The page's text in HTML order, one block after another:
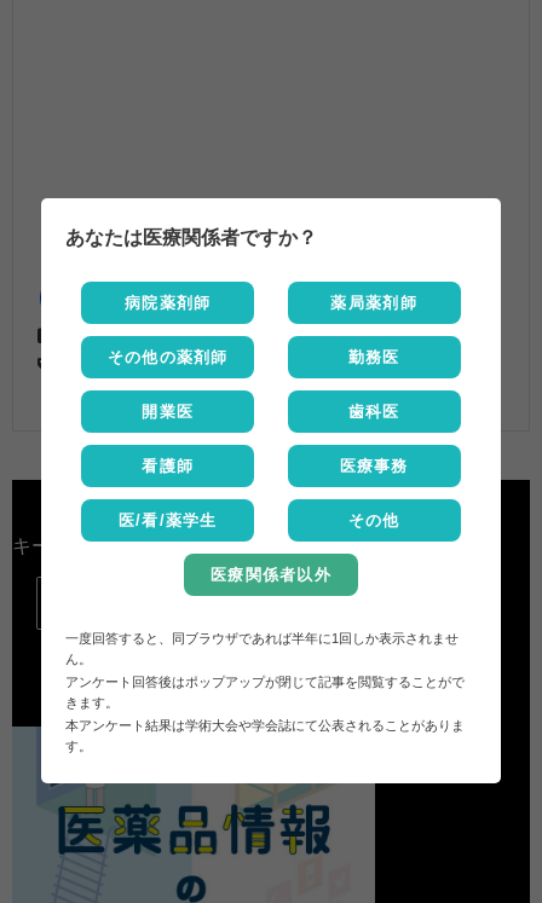
医療ニュース
アミティーザ,グーフィス , リンゼス
キーワード検索

あなたは医療関係者ですか？
病院薬剤師 薬局薬剤師
その他の薬剤師 勤務医
開業医 歯科医
看護師 医療事務
医/看/薬学生 その他
医療関係者以外
一度回答すると、同ブラウザであれば半年に1回しか表示されませ
ん。
アンケート回答後はポップアップが閉じて記事を閲覧することがで
きます。
本アンケート結果は学術大会や学会誌にて公表されることがありま
す。